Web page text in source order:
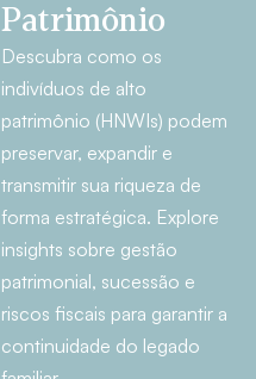
Patrimônio
Descubra como os
indivíduos de alto
patrimônio (HNWIs) podem
preservar, expandir e
transmitir sua riqueza de
forma estratégica. Explore
insights sobre gestão
patrimonial, sucessão e
riscos fiscais para garantir a
continuidade do legado